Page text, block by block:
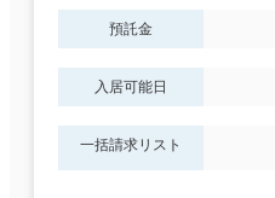
預託金
入居可能日
一括請求リスト